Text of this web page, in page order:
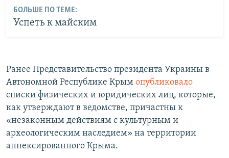
БОЛЬШЕ ПО ТЕМЕ:
Успеть к майским
Ранее Представительство президента Украины в
Автономной Республике Крым опубликовало
списки физических и юридических лиц, которые,
как утверждают в ведомстве, причастны к
«незаконным действиям с культурным и
археологическим наследием» на территории
аннексированного Крыма.